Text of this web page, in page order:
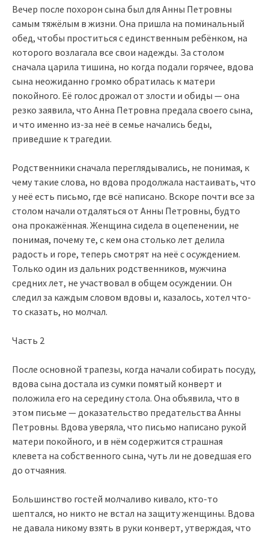
Вечер после похорон сына был для Анны Петровны
самым тяжёлым в жизни. Она пришла на поминальный
обед, чтобы проститься с единственным ребёнком, на
которого возлагала все свои надежды. За столом
сначала царила тишина, но когда подали горячее, вдова
сына неожиданно громко обратилась к матери
покойного. Её голос дрожал от злости и обиды — она
резко заявила, что Анна Петровна предала своего сына,
и что именно из-за неё в семье начались беды,
приведшие к трагедии.
Родственники сначала переглядывались, не понимая, к
чему такие слова, но вдова продолжала настаивать, что
у неё есть письмо, где всё написано. Вскоре почти все за
столом начали отдаляться от Анны Петровны, будто
она прокажённая. Женщина сидела в оцепенении, не
понимая, почему те, с кем она столько лет делила
радость и горе, теперь смотрят на неё с осуждением.
Только один из дальних родственников, мужчина
средних лет, не участвовал в общем осуждении. Он
следил за каждым словом вдовы и, казалось, хотел что-
то сказать, но молчал.
Часть 2
После основной трапезы, когда начали собирать посуду,
вдова сына достала из сумки помятый конверт и
положила его на середину стола. Она объявила, что в
этом письме — доказательство предательства Анны
Петровны. Вдова уверяла, что письмо написано рукой
матери покойного, и в нём содержится страшная
клевета на собственного сына, чуть ли не доведшая его
до отчаяния.
Большинство гостей молчаливо кивало, кто-то
шептался, но никто не встал на защиту женщины. Вдова
не давала никому взять в руки конверт, утверждая, что